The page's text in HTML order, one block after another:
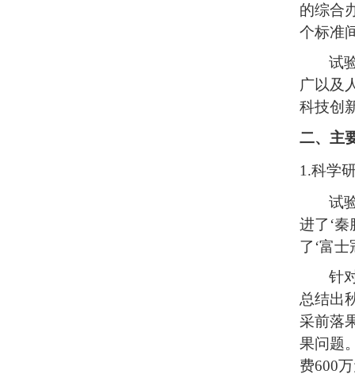
的综合
个标准
试
广以及
科技创
二、主
1.科学
试
进了‘秦
了‘富士
针
总结出
采前落
果问题
费600